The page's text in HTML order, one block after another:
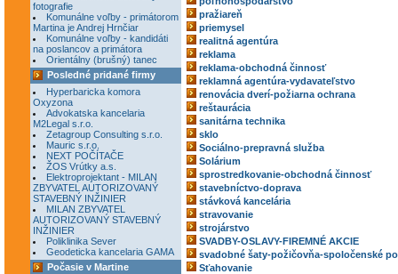
fotografie
Komunálne voľby - primátorom
Martina je Andrej Hrnčiar
Komunálne voľby - kandidáti
na poslancov a primátora
Orientálny (brušný) tanec
Posledné pridané firmy
Hyperbaricka komora
Oxyzona
Advokatska kancelaria
M2Legal s.r.o.
Zetagroup Consulting s.r.o.
Mauric s.r.o.
NEXT POČÍTAČE
ŽOS Vrútky a.s.
Elektroprojektant - MILAN
ZBYVATEL AUTORIZOVANÝ
STAVEBNÝ INŽINIER
MILAN ZBYVATEL
AUTORIZOVANÝ STAVEBNÝ
INŽINIER
Poliklinika Sever
Geodeticka kancelaria GAMA
Počasie v Martine
pražiareň
priemysel
realitná agentúra
reklama
reklama-obchodná činnosť
reklamná agentúra-vydavateľstvo
renovácia dverí-požiarna ochrana
reštaurácia
sanitárna technika
sklo
Sociálno-prepravná služba
Solárium
sprostredkovanie-obchodná činnosť
stavebníctvo-doprava
stávková kancelária
stravovanie
strojárstvo
SVADBY-OSLAVY-FIREMNÉ AKCIE
svadobné šaty-požičovňa-spoločenské
Sťahovanie